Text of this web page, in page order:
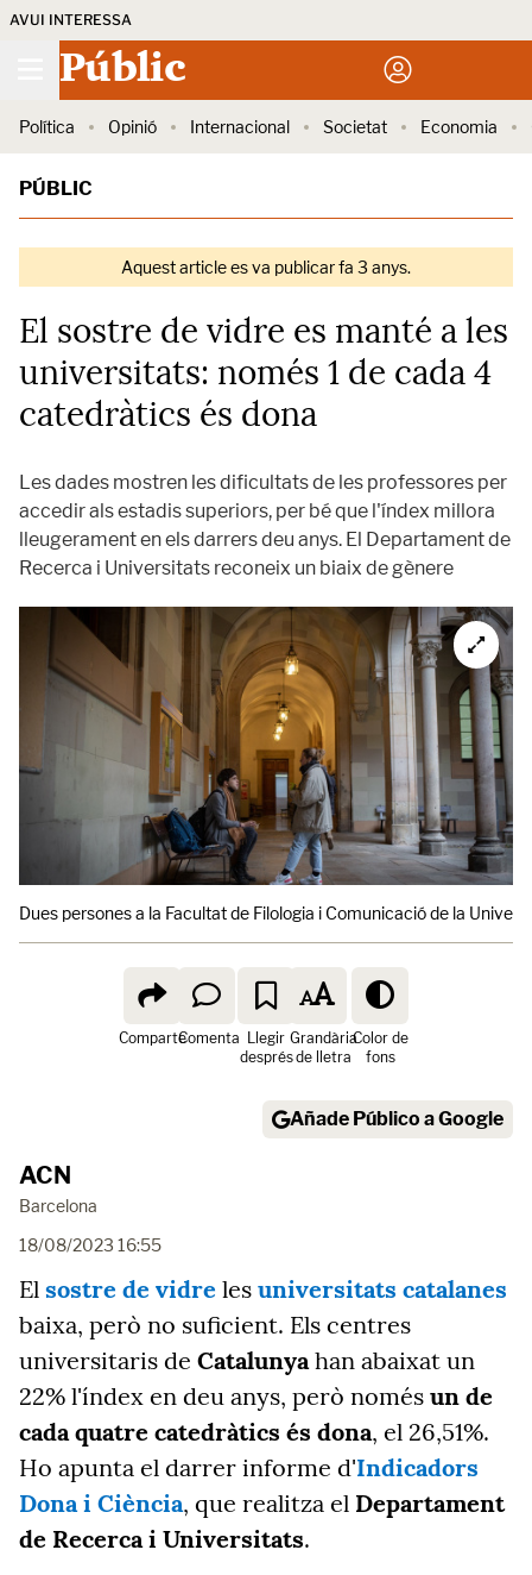
AVUI INTERESSA
Públic
Política Opinió Internacional Societat Economia
PÚBLIC
Aquest article es va publicar fa 3 anys.
El sostre de vidre es manté a les
universitats: només 1 de cada 4
catedràtics és dona
Les dades mostren les dificultats de les professores per
accedir als estadis superiors, per bé que l'índex millora
lleugerament en els darrers deu anys. El Departament de
Recerca i Universitats reconeix un biaix de gènere
Dues persones a la Facultat de Filologia i Comunicació de la
ComparteComenta Llegir
després
Grandària
de lletra
Color de
fons
Añade Público a Google
ACN
Barcelona
18/08/2023 16:55
El sostre de vidre les universitats catalanes
baixa, però no suficient. Els centres
universitaris de Catalunyahan abaixat un
22% l'índex en deu anys, però només un de
cada quatre catedràtics és dona, el 26,51%.
Ho apunta el darrer informe d'Indicadors
Dona i Ciència, que realitza el Departament
de Recerca i Universitats.